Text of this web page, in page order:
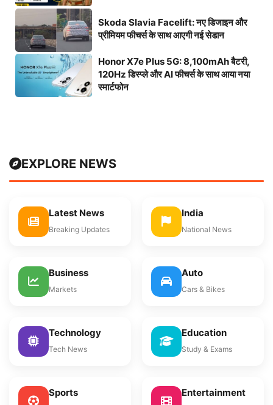
Skoda Slavia Facelift: नए डिजाइन और
प्रीमियम फीचर्स के साथ आएगी नई सेडान
Honor X7e Plus 5G: 8,100mAh बैटरी,
120Hz डिस्प्ले और AI फीचर्स के साथ आया नया
स्मार्टफोन
EXPLORE NEWS
Latest News
Breaking Updates
India
National News
Business
Markets
Auto
Cars & Bikes
Technology
Tech News
Education
Study & Exams
Sports Entertainment